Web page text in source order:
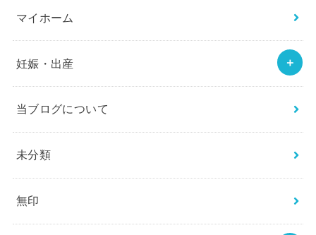
マイホーム
妊娠・出産
当ブログについて
未分類
無印